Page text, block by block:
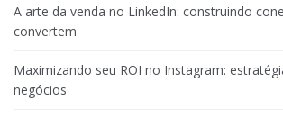
A arte da venda no LinkedIn: construindo
convertem
Maximizando seu ROI no Instagram:
negócios